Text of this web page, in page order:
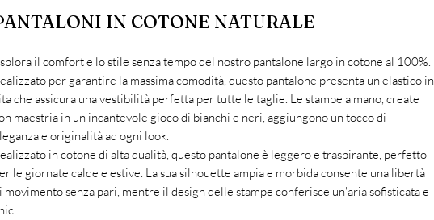
IN COTONE NATURALE
il comfort e lo stile senza tempo del nostro pantalone largo in cotone al 100%.
per garantire la massima comodità, questo pantalone presenta un elastico in
che assicura una vestibilità perfetta per tutte le taglie. Le stampe a mano, create
maestria in un incantevole gioco di bianchi e neri, aggiungono un tocco di
e originalità ad ogni look.
in cotone di alta qualità, questo pantalone è leggero e traspirante, perfetto
le giornate calde e estive. La sua silhouette ampia e morbida consente una libertà
movimento senza pari, mentre il design delle stampe conferisce un'aria sofisticata e